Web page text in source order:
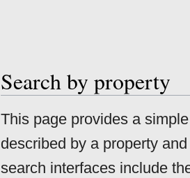
Search by property
Jump
navigation
Jump
search
This page provides a
described by a property
search interfaces include